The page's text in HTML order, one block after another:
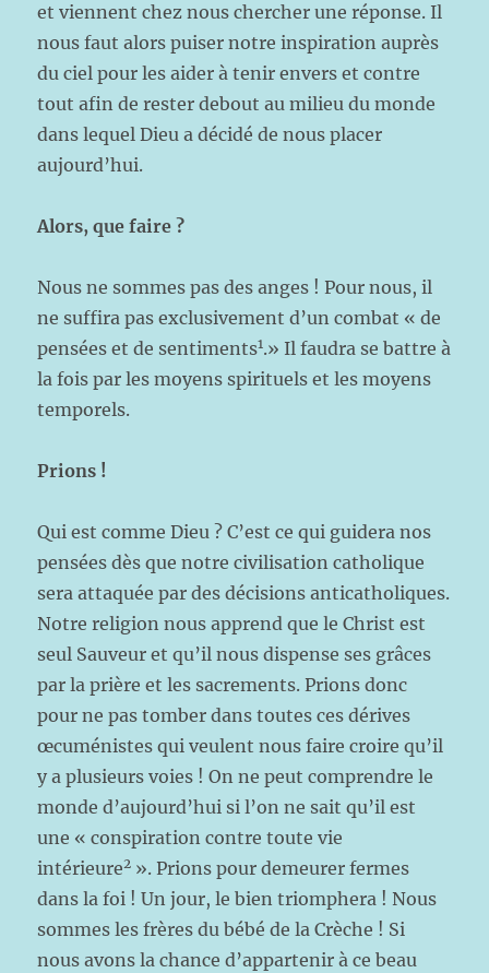
et viennent chez nous chercher une réponse. Il
nous faut alors puiser notre inspiration auprès
du ciel pour les aider à tenir envers et contre
tout afin de rester debout au milieu du monde
dans lequel Dieu a décidé de nous placer
aujourd’hui.
Alors, que faire ?
Nous ne sommes pas des anges ! Pour nous, il
ne suffira pas exclusivement d’un combat « de
pensées et de sentiments1.» Il faudra se battre à
la fois par les moyens spirituels et les moyens
temporels.
Prions !
Qui est comme Dieu ? C’est ce qui guidera nos
pensées dès que notre civilisation catholique
sera attaquée par des décisions anticatholiques.
Notre religion nous apprend que le Christ est
seul Sauveur et qu’il nous dispense ses grâces
par la prière et les sacrements. Prions donc
pour ne pas tomber dans toutes ces dérives
œcuménistes qui veulent nous faire croire qu’il
y a plusieurs voies ! On ne peut comprendre le
monde d’aujourd’hui si l’on ne sait qu’il est
une « conspiration contre toute vie
intérieure2 ». Prions pour demeurer fermes
dans la foi ! Un jour, le bien triomphera ! Nous
sommes les frères du bébé de la Crèche ! Si
nous avons la chance d’appartenir à ce beau